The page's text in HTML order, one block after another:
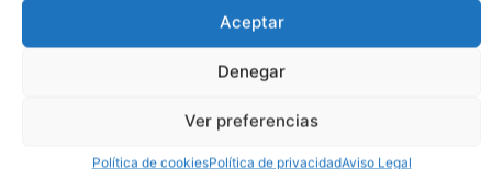
Aceptar
Denegar
Ver preferencias
Política de cookiesPolítica de privacidadAviso Legal
e
a